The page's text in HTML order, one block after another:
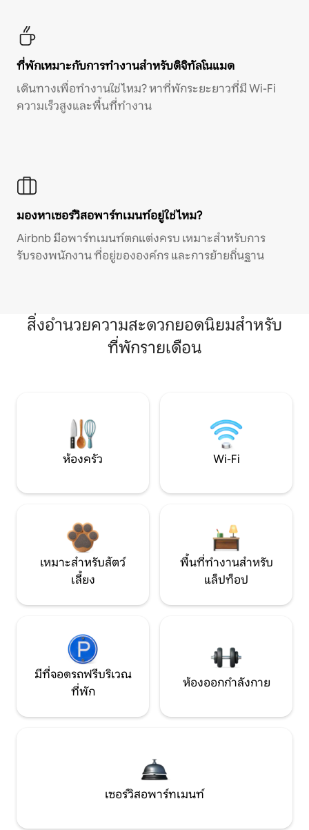
ที่พักเหมาะกับการทำงานสำหรับดิจิทัลโนแมด
เดินทางเพื่อทำงานใช่ไหม? หาที่พักระยะยาวที่มี Wi-Fi
ความเร็วสูงและพื้นที่ทำงาน
มองหาเซอร์วิสอพาร์ทเมนท์อยู่ใช่ไหม?
Airbnb มีอพาร์ทเมนท์ตกแต่งครบ เหมาะสำหรับการ
รับรองพนักงาน ที่อยู่ขององค์กร และการย้ายถิ่นฐาน
สิ่งอำนวยความสะดวกยอดนิยมสำหรับ
ที่พักรายเดือน
ห้องครัว Wi-Fi
เหมาะสำหรับสัตว์
เลี้ยง
พื้นที่ทำงานสำหรับ
แล็ปท็อป
มีที่จอดรถฟรีบริเวณ
ที่พัก
ห้องออกกำลังกาย
เซอร์วิสอพาร์ทเมนท์